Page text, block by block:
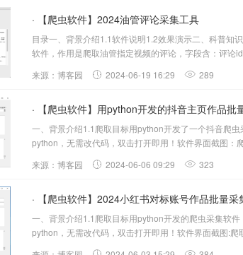
· 【爬虫软件】2024油管评论采集工具
目录一、背景介绍1.1软件说明1.2效果演示二、科普知
软件，作用是爬取油管指定视频的评论，字段含：评论
来源：博客园
2024-06-19 16:29 289
· 【爬虫软件】用python开发的抖音主页作品批
一、背景介绍1.1爬取目标用python开发了一个抖音爬
python，无需改代码，双击打开即用！软件界面截图：
来源：博客园
2024-06-06 09:29 323
· 【爬虫软件】2024小红书对标账号作品批量采
一、背景介绍1.1爬取目标用python开发的爬虫采集软
python，无需改代码，双击打开即用！软件界面截图: